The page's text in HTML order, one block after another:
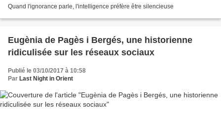
Quand l'ignorance parle, l'intelligence préfère être silencieuse
Eugènia de Pagès i Bergés, une historienne
ridiculisée sur les réseaux sociaux
Publié le 03/10/2017 à 10:58
Par Last Night in Orient